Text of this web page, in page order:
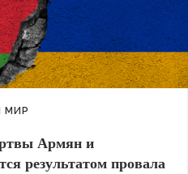
МИР
Армян и
результатом провала